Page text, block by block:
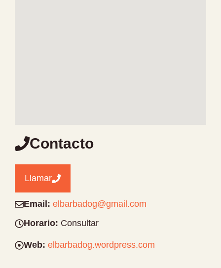
Contacto
Llamar
Email: elbarbadog@gmail.com
Horario: Consultar
Web: elbarbadog.wordpress.com